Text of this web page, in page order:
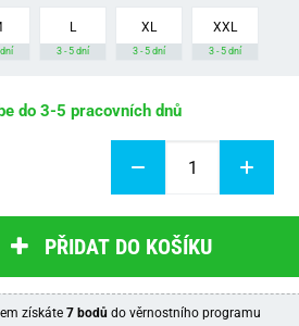
L
3 - 5 dní
XL
3 - 5 dní
XXL
3 - 5 dní
do 3-5 pracovních dnů
PŘIDAT DO KOŠÍKU
získáte 7 bodů do věrnostního programu